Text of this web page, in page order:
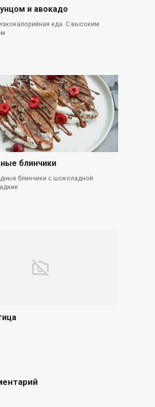
и авокадо
еда. С высоким
блинчики
блинчики с шоколадной